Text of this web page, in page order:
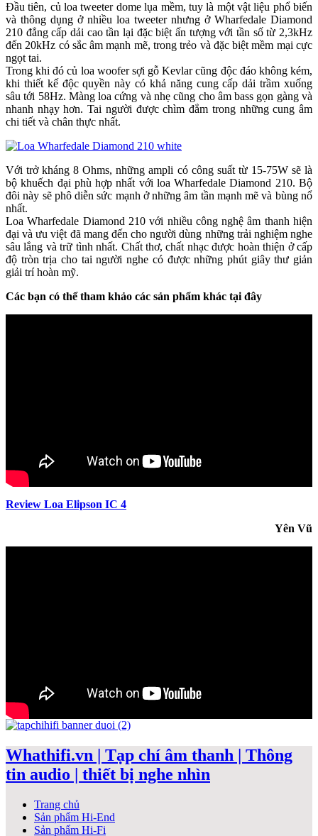
Đầu tiên, củ loa tweeter dome lụa mềm, tuy là một vật liệu phổ biến
và thông dụng ở nhiều loa tweeter nhưng ở Wharfedale Diamond
210 đẳng cấp dải cao tần lại đặc biệt ấn tượng với tần số từ 2,3kHz
đến 20kHz có sắc âm mạnh mẽ, trong trẻo và đặc biệt mềm mại cực
ngọt tai.
Trong khi đó củ loa woofer sợi gỗ Kevlar cũng độc đáo không kém,
khi thiết kế độc quyền này có khả năng cung cấp dải trầm xuống
sâu tới 58Hz. Màng loa cứng và nhẹ cũng cho âm bass gọn gàng và
nhanh nhạy hơn. Tai người được chìm đắm trong những cung âm
chi tiết và chân thực nhất.
Với trở kháng 8 Ohms, những ampli có công suất từ 15-75W sẽ là
bộ khuếch đại phù hợp nhất với loa Wharfedale Diamond 210. Bộ
đôi này sẽ phô diễn sức mạnh ở những âm tần mạnh mẽ và bùng nổ
nhất.
Loa Wharfedale Diamond 210 với nhiều công nghệ âm thanh hiện
đại và ưu việt đã mang đến cho người dùng những trải nghiệm nghe
sâu lắng và trữ tình nhất. Chất thơ, chất nhạc được hoàn thiện ở cấp
độ tròn trịa cho tai người nghe có được những phút giây thư giản
giải trí hoàn mỹ.
Các bạn có thể tham khảo các sản phẩm khác tại đây
Review Loa Elipson IC 4
Yên Vũ
Whathifi.vn | Tạp chí âm thanh | Thông
tin audio | thiết bị nghe nhìn
Trang chủ
Sản phẩm Hi-End
Sản phẩm Hi-Fi